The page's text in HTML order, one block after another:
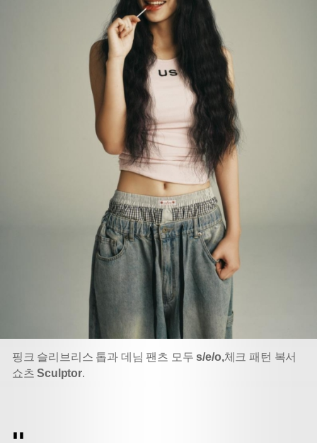
핑크 슬리브리스 톱과 데님 팬츠 모두 s/e/o,체크 패턴 복서
쇼츠Sculptor.